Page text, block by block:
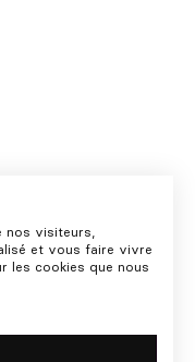
nos visiteurs,
et vous faire vivre
les cookies que nous